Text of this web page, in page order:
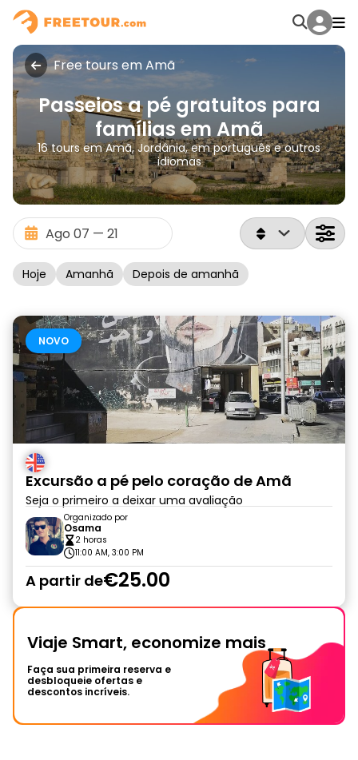
Free tours em Amã
Passeios a pé gratuitos para
famílias em Amã
16 tours em Amã, Jordânia, em português e outros
idiomas
Hoje Amanhã Depois de amanhã
NOVO
Excursão a pé pelo coração de Amã
Seja o primeiro a deixar uma avaliação
Organizado por
Osama
2 horas
11:00 AM, 3:00 PM
A partir de€25.00
Viaje Smart, economize mais
Faça sua primeira reserva e
desbloqueie ofertas e
descontos incríveis.